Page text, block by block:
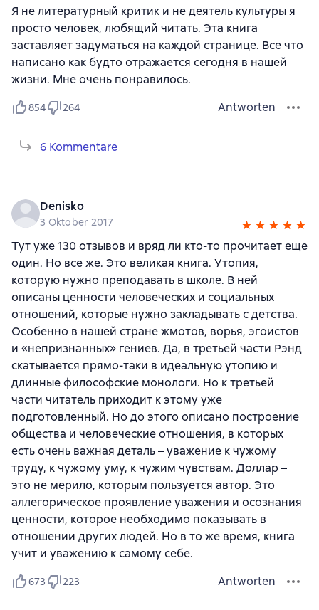
Я не литературный критик и не деятель культуры я
просто человек, любящий читать. Эта книга
заставляет задуматься на каждой странице. Все что
написано как будто отражается сегодня в нашей
жизни. Мне очень понравилось.
854 264 Antworten
6 Kommentare
Denisko
3 Oktober 2017
Тут уже 130 отзывов и вряд ли кто-то прочитает еще
один. Но все же. Это великая книга. Утопия,
которую нужно преподавать в школе. В ней
описаны ценности человеческих и социальных
отношений, которые нужно закладывать с детства.
Особенно в нашей стране жмотов, ворья, эгоистов
и «непризнанных» гениев. Да, в третьей части Рэнд
скатывается прямо-таки в идеальную утопию и
длинные философские монологи. Но к третьей
части читатель приходит к этому уже
подготовленный. Но до этого описано построение
общества и человеческие отношения, в которых
есть очень важная деталь – уважение к чужому
труду, к чужому уму, к чужим чувствам. Доллар –
это не мерило, которым пользуется автор. Это
аллегорическое проявление уважения и осознания
ценности, которое необходимо показывать в
отношении других людей. Но в то же время, книга
учит и уважению к самому себе.
673 223 Antworten